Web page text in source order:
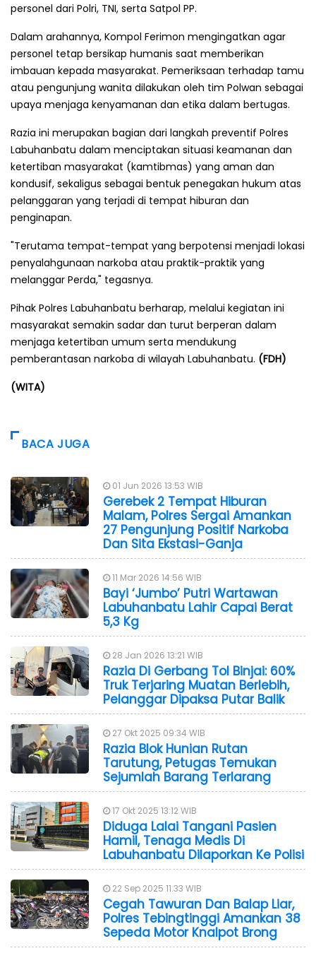
personel dari Polri, TNI, serta Satpol PP.
Dalam arahannya, Kompol Ferimon mengingatkan agar
personel tetap bersikap humanis saat memberikan
imbauan kepada masyarakat. Pemeriksaan terhadap tamu
atau pengunjung wanita dilakukan oleh tim Polwan sebagai
upaya menjaga kenyamanan dan etika dalam bertugas.
Razia ini merupakan bagian dari langkah preventif Polres
Labuhanbatu dalam menciptakan situasi keamanan dan
ketertiban masyarakat (kamtibmas) yang aman dan
kondusif, sekaligus sebagai bentuk penegakan hukum atas
pelanggaran yang terjadi di tempat hiburan dan
penginapan.
"Terutama tempat-tempat yang berpotensi menjadi lokasi
penyalahgunaan narkoba atau praktik-praktik yang
melanggar Perda," tegasnya.
Pihak Polres Labuhanbatu berharap, melalui kegiatan ini
masyarakat semakin sadar dan turut berperan dalam
menjaga ketertiban umum serta mendukung
pemberantasan narkoba di wilayah Labuhanbatu. (FDH)
(WITA)
BACA JUGA
01 Jun 2026 13:53 WIB
Gerebek 2 Tempat Hiburan
Malam, Polres Sergai Amankan
27 Pengunjung Positif Narkoba
Dan Sita Ekstasi-Ganja
11 Mar 2026 14:56 WIB
Bayi ‘Jumbo’ Putri Wartawan
Labuhanbatu Lahir Capai Berat
5,3 Kg
28 Jan 2026 13:21 WIB
Razia Di Gerbang Tol Binjai: 60%
Truk Terjaring Muatan Berlebih,
Pelanggar Dipaksa Putar Balik
27 Okt 2025 09:34 WIB
Razia Blok Hunian Rutan
Tarutung, Petugas Temukan
Sejumlah Barang Terlarang
17 Okt 2025 13:12 WIB
Diduga Lalai Tangani Pasien
Hamil, Tenaga Medis Di
Labuhanbatu Dilaporkan Ke Polisi
22 Sep 2025 11:33 WIB
Cegah Tawuran Dan Balap Liar,
Polres Tebingtinggi Amankan 38
Sepeda Motor Knalpot Brong